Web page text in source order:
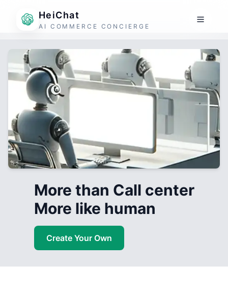
HeiChat
AI COMMERCE CONCIERGE
More than Call center
More like human
Create Your Own